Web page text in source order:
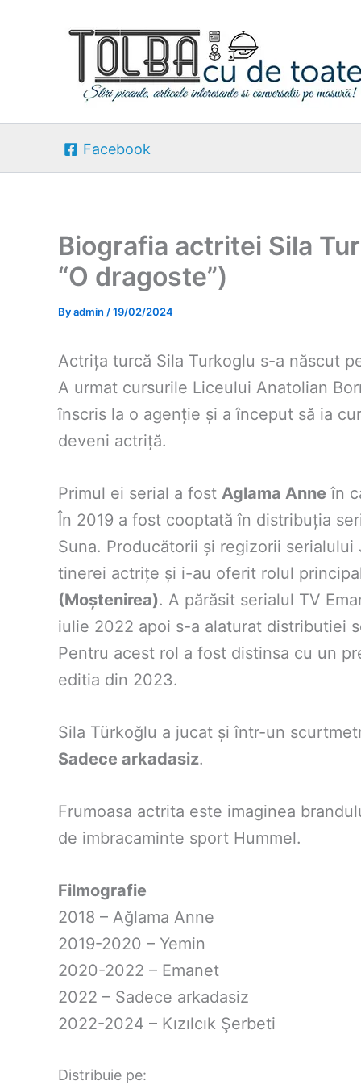
Facebook
Biografia actritei Sila
“O dragoste”)
Byadmin /19/02/2024
Actrița turcă Sila Turkoglu s-a născut
A urmat cursurile Liceului Anatolian
înscris la o agenție și a început să ia
deveni actriță.
Primul ei serial a fost Aglama Anne în
În 2019 a fost cooptată în distribuția
Suna. Producătorii și regizorii
tinerei actrițe și i-au oferit rolul
(Moștenirea). A părăsit serialul TV
iulie 2022 apoi s-a alaturat distributiei
Pentru acest rol a fost distinsa cu un
editia din 2023.
Sila Türkoğlu a jucat și într-un
Sadece arkadasiz.
Frumoasa actrita este imaginea
de imbracaminte sport Hummel.
Filmografie
2018 – Ağlama Anne
2019-2020 – Yemin
2020-2022 – Emanet
2022 – Sadece arkadasiz
2022-2024 – Kızılcık Şerbeti
Distribuie pe: